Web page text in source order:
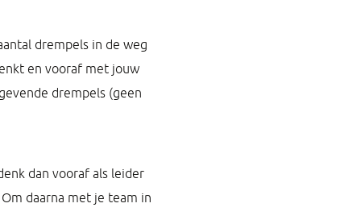
drempels in de weg
en vooraf met jouw
drempels (geen
dan vooraf als leider
daarna met je team in